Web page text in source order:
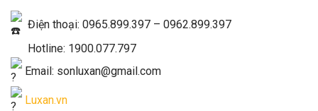
Điện thoại: 0965.899.397 – 0962.899.397
Hotline: 1900.077.797
Email: sonluxan@gmail.com
Luxan.vn